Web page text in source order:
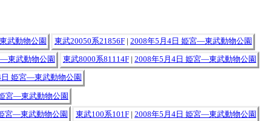
武動物公園 東武20050系21856F| 2008年5月4日 姫宮―東武動物公園
東武動物公園 東武8000系81114F| 2008年5月4日 姫宮―東武動物公園
日 姫宮―東武動物公園
宮―東武動物公園
宮―東武動物公園 東武100系101F| 2008年5月4日 姫宮―東武動物公園